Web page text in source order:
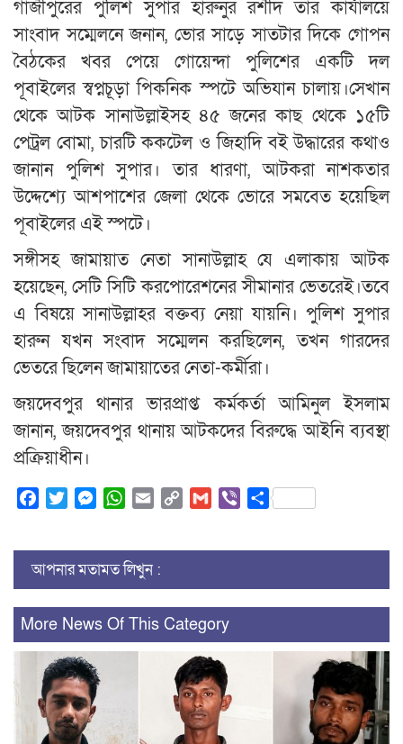
গাজীপুরের পুলিশ সুপার হারুনুর রশীদ তার কার্যালয়ে
সাংবাদ সম্মেলনে জনান, ভোর সাড়ে সাতটার দিকে গোপন
বৈঠকের খবর পেয়ে গোয়েন্দা পুলিশের একটি দল
পূবাইলের স্বপ্নচূড়া পিকনিক স্পটে অভিযান চালায়।সেখান
থেকে আটক সানাউল্লাইসহ ৪৫ জনের কাছ থেকে ১৫টি
পেট্রল বোমা, চারটি ককটেল ও জিহাদি বই উদ্ধারের কথাও
জানান পুলিশ সুপার। তার ধারণা, আটকরা নাশকতার
উদ্দেশ্যে আশপাশের জেলা থেকে ভোরে সমবেত হয়েছিল
পূবাইলের এই স্পটে।
সঙ্গীসহ জামায়াত নেতা সানাউল্লাহ যে এলাকায় আটক
হয়েছেন, সেটি সিটি করপোরেশনের সীমানার ভেতরেই।তবে
এ বিষয়ে সানাউল্লাহর বক্তব্য নেয়া যায়নি। পুলিশ সুপার
হারুন যখন সংবাদ সম্মেলন করছিলেন, তখন গারদের
ভেতরে ছিলেন জামায়াতের নেতা-কর্মীরা।
জয়দেবপুর থানার ভারপ্রাপ্ত কর্মকর্তা আমিনুল ইসলাম
জানান, জয়দেবপুর থানায় আটকদের বিরুদ্ধে আইনি ব্যবস্থা
প্রক্রিয়াধীন।
FacebookTwitterMessenger
WhatsApp
Email Copy
Gmail ViberShare
আপনার মতামত লিখুন :
More News Of This Category